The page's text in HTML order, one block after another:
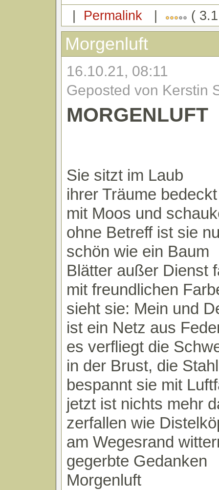
| Permalink | (
Morgenluft
16.10.21, 08:11
Geposted von Kerstin
MORGENLUFT
Sie sitzt im Laub
ihrer Träume bedeckt
mit Moos und
ohne Betreff ist sie
schön wie ein Baum
Blätter außer Dienst
mit freundlichen
sieht sie: Mein und
ist ein Netz aus
es verfliegt die
in der Brust, die
bespannt sie mit
jetzt ist nichts mehr
zerfallen wie
am Wegesrand
gegerbte Gedanken
Morgenluft